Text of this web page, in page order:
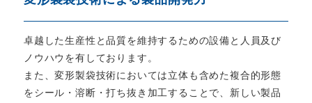
卓越した生産性と品質を維持するための設備と人員及び
ノウハウを有しております。
また、変形製袋技術においては立体も含めた複合的形態
をシール・溶断・打ち抜き加工することで、新しい製品